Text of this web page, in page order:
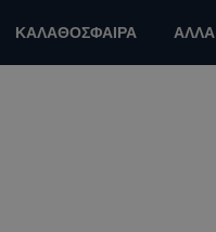
ΚΑΛΑΘΟΣΦΑΙΡΑ